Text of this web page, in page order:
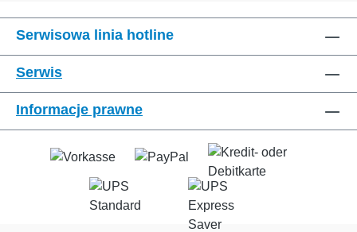
Serwisowa linia hotline
Serwis
Informacje prawne